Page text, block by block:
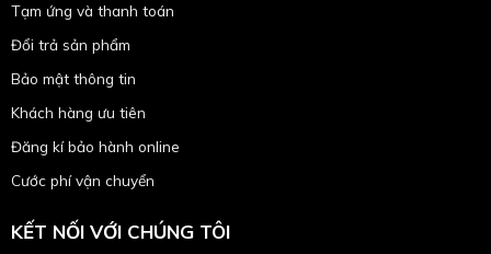
Tạm ứng và thanh toán
Đổi trả sản phẩm
Bảo mật thông tin
Khách hàng ưu tiên
Đăng kí bảo hành online
Cước phí vận chuyển
KẾT NỐI VỚI CHÚNG TÔI